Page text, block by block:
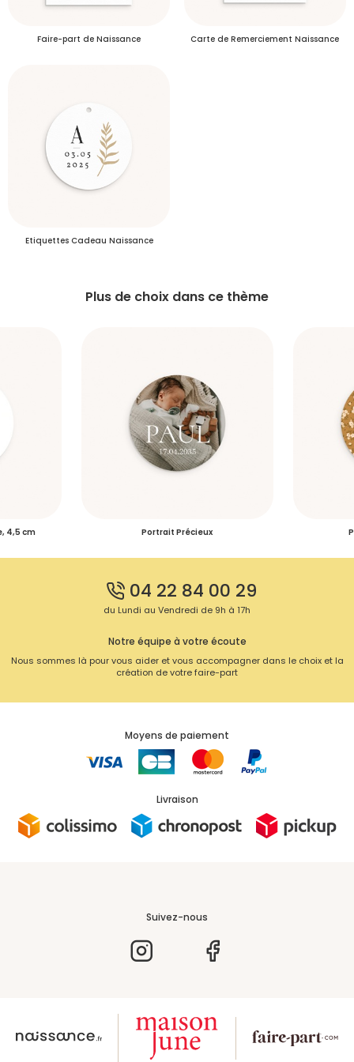
Je créé mon compte
S'inscrire
Plus d’info
Faire-part de Naissance Carte de Remerciement Naissance
Etiquettes Cadeau Naissance
Plus de choix dans ce thème
4,5 cm Portrait Précieux
04 22 84 00 29
du Lundi au Vendredi de 9h à 17h
Notre équipe à votre écoute
Nous sommes là pour vous aider et vous accompagner dans le choix et la
création de votre faire-part
Moyens de paiement
Livraison
Suivez-nous